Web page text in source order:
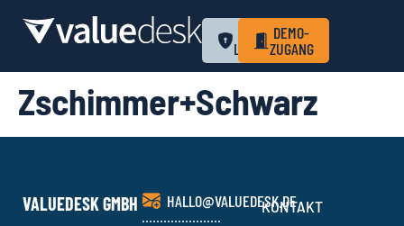
ZUM
LOGIN
DEMO-
ZUGANG
Zschimmer+Schwarz
VALUEDESK GMBH
HALLO@VALUEDESK.DE
KONTAKT